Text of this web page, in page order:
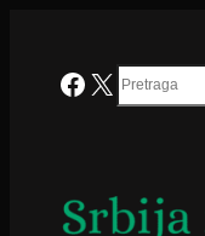
Facebook
X Search